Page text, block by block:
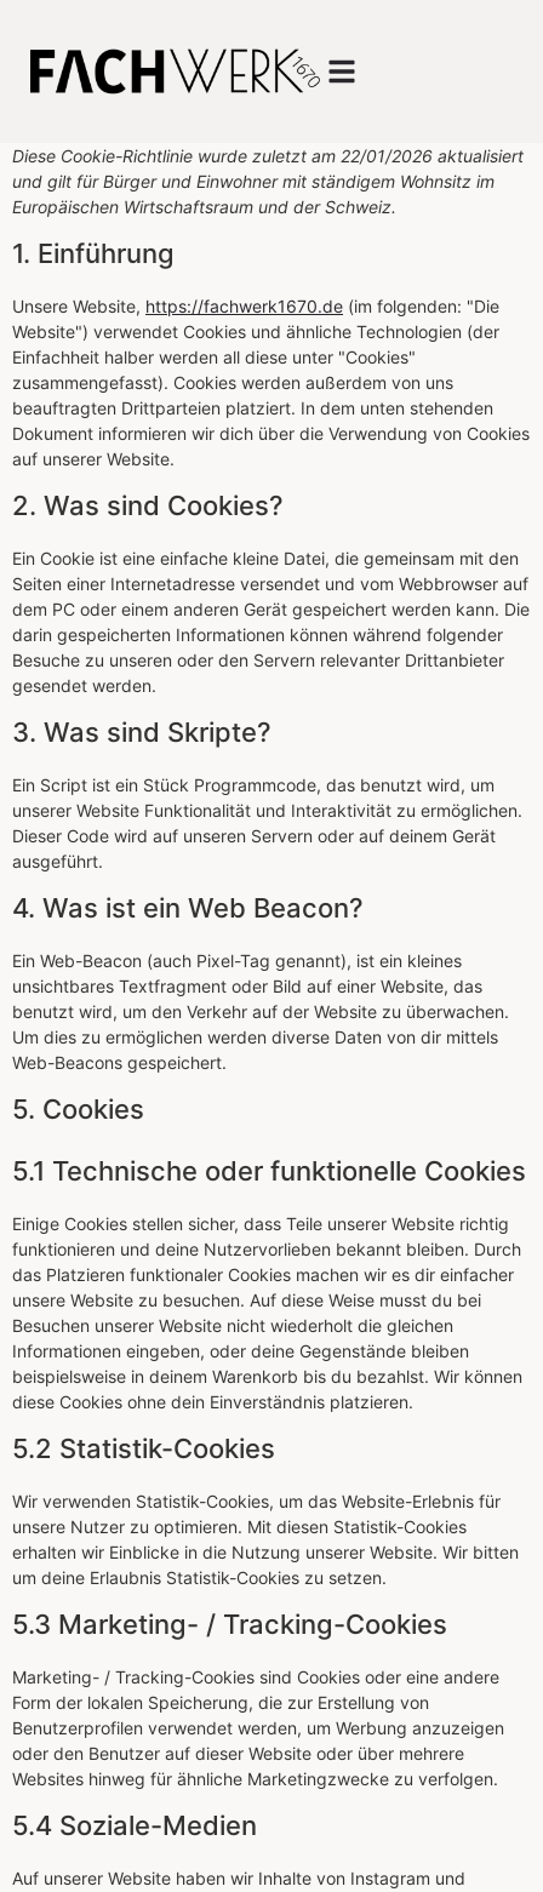
Diese Cookie-Richtlinie wurde zuletzt am 22/01/2026 aktualisiert
und gilt für Bürger und Einwohner mit ständigem Wohnsitz im
Europäischen Wirtschaftsraum und der Schweiz.
1. Einführung
Unsere Website, https://fachwerk1670.de (im folgenden: "Die
Website") verwendet Cookies und ähnliche Technologien (der
Einfachheit halber werden all diese unter "Cookies"
zusammengefasst). Cookies werden außerdem von uns
beauftragten Drittparteien platziert. In dem unten stehenden
Dokument informieren wir dich über die Verwendung von Cookies
auf unserer Website.
2. Was sind Cookies?
Ein Cookie ist eine einfache kleine Datei, die gemeinsam mit den
Seiten einer Internetadresse versendet und vom Webbrowser auf
dem PC oder einem anderen Gerät gespeichert werden kann. Die
darin gespeicherten Informationen können während folgender
Besuche zu unseren oder den Servern relevanter Drittanbieter
gesendet werden.
3. Was sind Skripte?
Ein Script ist ein Stück Programmcode, das benutzt wird, um
unserer Website Funktionalität und Interaktivität zu ermöglichen.
Dieser Code wird auf unseren Servern oder auf deinem Gerät
ausgeführt.
4. Was ist ein Web Beacon?
Ein Web-Beacon (auch Pixel-Tag genannt), ist ein kleines
unsichtbares Textfragment oder Bild auf einer Website, das
benutzt wird, um den Verkehr auf der Website zu überwachen.
Um dies zu ermöglichen werden diverse Daten von dir mittels
Web-Beacons gespeichert.
5. Cookies
5.1 Technische oder funktionelle Cookies
Einige Cookies stellen sicher, dass Teile unserer Website richtig
funktionieren und deine Nutzervorlieben bekannt bleiben. Durch
das Platzieren funktionaler Cookies machen wir es dir einfacher
unsere Website zu besuchen. Auf diese Weise musst du bei
Besuchen unserer Website nicht wiederholt die gleichen
Informationen eingeben, oder deine Gegenstände bleiben
beispielsweise in deinem Warenkorb bis du bezahlst. Wir können
diese Cookies ohne dein Einverständnis platzieren.
5.2 Statistik-Cookies
Wir verwenden Statistik-Cookies, um das Website-Erlebnis für
unsere Nutzer zu optimieren. Mit diesen Statistik-Cookies
erhalten wir Einblicke in die Nutzung unserer Website. Wir bitten
um deine Erlaubnis Statistik-Cookies zu setzen.
5.3 Marketing- / Tracking-Cookies
Marketing- / Tracking-Cookies sind Cookies oder eine andere
Form der lokalen Speicherung, die zur Erstellung von
Benutzerprofilen verwendet werden, um Werbung anzuzeigen
oder den Benutzer auf dieser Website oder über mehrere
Websites hinweg für ähnliche Marketingzwecke zu verfolgen.
5.4 Soziale-Medien
Auf unserer Website haben wir Inhalte von Instagram und